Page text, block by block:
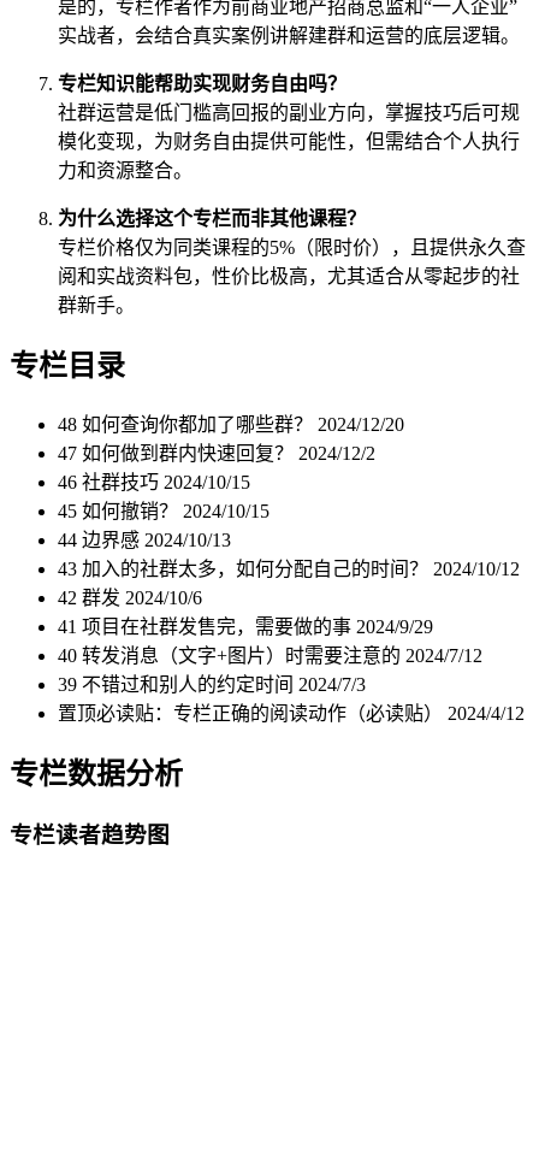
是的，专栏作者作为前商业地产招商总监和“一人企业”
实战者，会结合真实案例讲解建群和运营的底层逻辑。
专栏知识能帮助实现财务自由吗？
社群运营是低门槛高回报的副业方向，掌握技巧后可规
模化变现，为财务自由提供可能性，但需结合个人执行
力和资源整合。
为什么选择这个专栏而非其他课程？
专栏价格仅为同类课程的5%（限时价），且提供永久查
阅和实战资料包，性价比极高，尤其适合从零起步的社
群新手。
专栏目录
48 如何查询你都加了哪些群？ 2024/12/20
47 如何做到群内快速回复？ 2024/12/2
46 社群技巧 2024/10/15
45 如何撤销？ 2024/10/15
44 边界感 2024/10/13
43 加入的社群太多，如何分配自己的时间？ 2024/10/12
42 群发 2024/10/6
41 项目在社群发售完，需要做的事 2024/9/29
40 转发消息（文字+图片）时需要注意的 2024/7/12
39 不错过和别人的约定时间 2024/7/3
置顶必读贴：专栏正确的阅读动作（必读贴） 2024/4/12
专栏数据分析
专栏读者趋势图